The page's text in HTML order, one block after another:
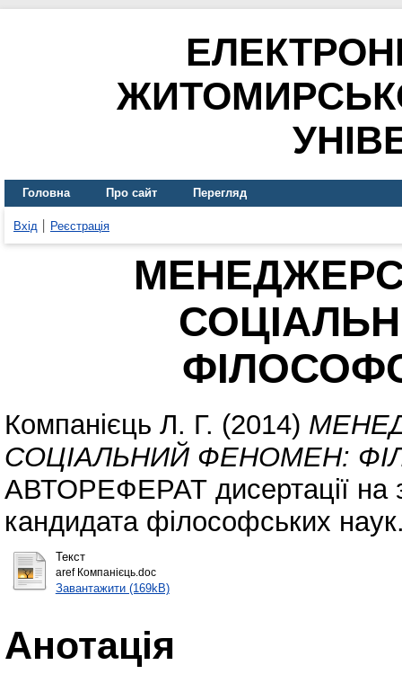
Головна Про сайт Перегляд
Вхід Реєстрація
Компанієць Л. Г. (2014)
СОЦІАЛЬНИЙ ФЕНОМЕН:
АВТОРЕФЕРАТ дисертації на
кандидата філософських
Текст
aref Компанієць.doc
Завантажити (169kB)
Анотація